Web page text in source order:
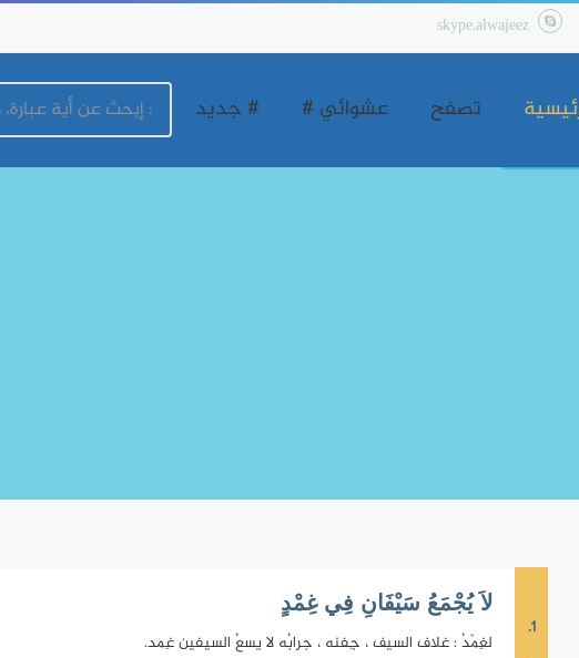
skype.alwajeez
تصفح عشوائي # # جديد
1.
لاَ يُجْمَعُ سَيْفَانِ فِي غِمْدٍ
لغِمْدُ : غلاف السيف ، جِفنه ، جرابُه لا يسعُ السيفين غِمد.